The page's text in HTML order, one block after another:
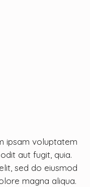
ipsam voluptatem
aut fugit, quia.
sed do eiusmod
magna aliqua.